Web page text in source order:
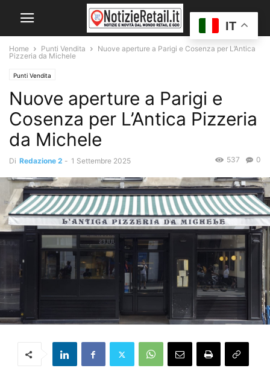
Home Punti Vendita
Nuove aperture a Parigi e Cosenza per L’Antica
Pizzeria da Michele
Punti Vendita
Nuove aperture a Parigi e
Cosenza per L’Antica Pizzeria
da Michele
Di Redazione 2 - 1 Settembre 2025 0
537
IT